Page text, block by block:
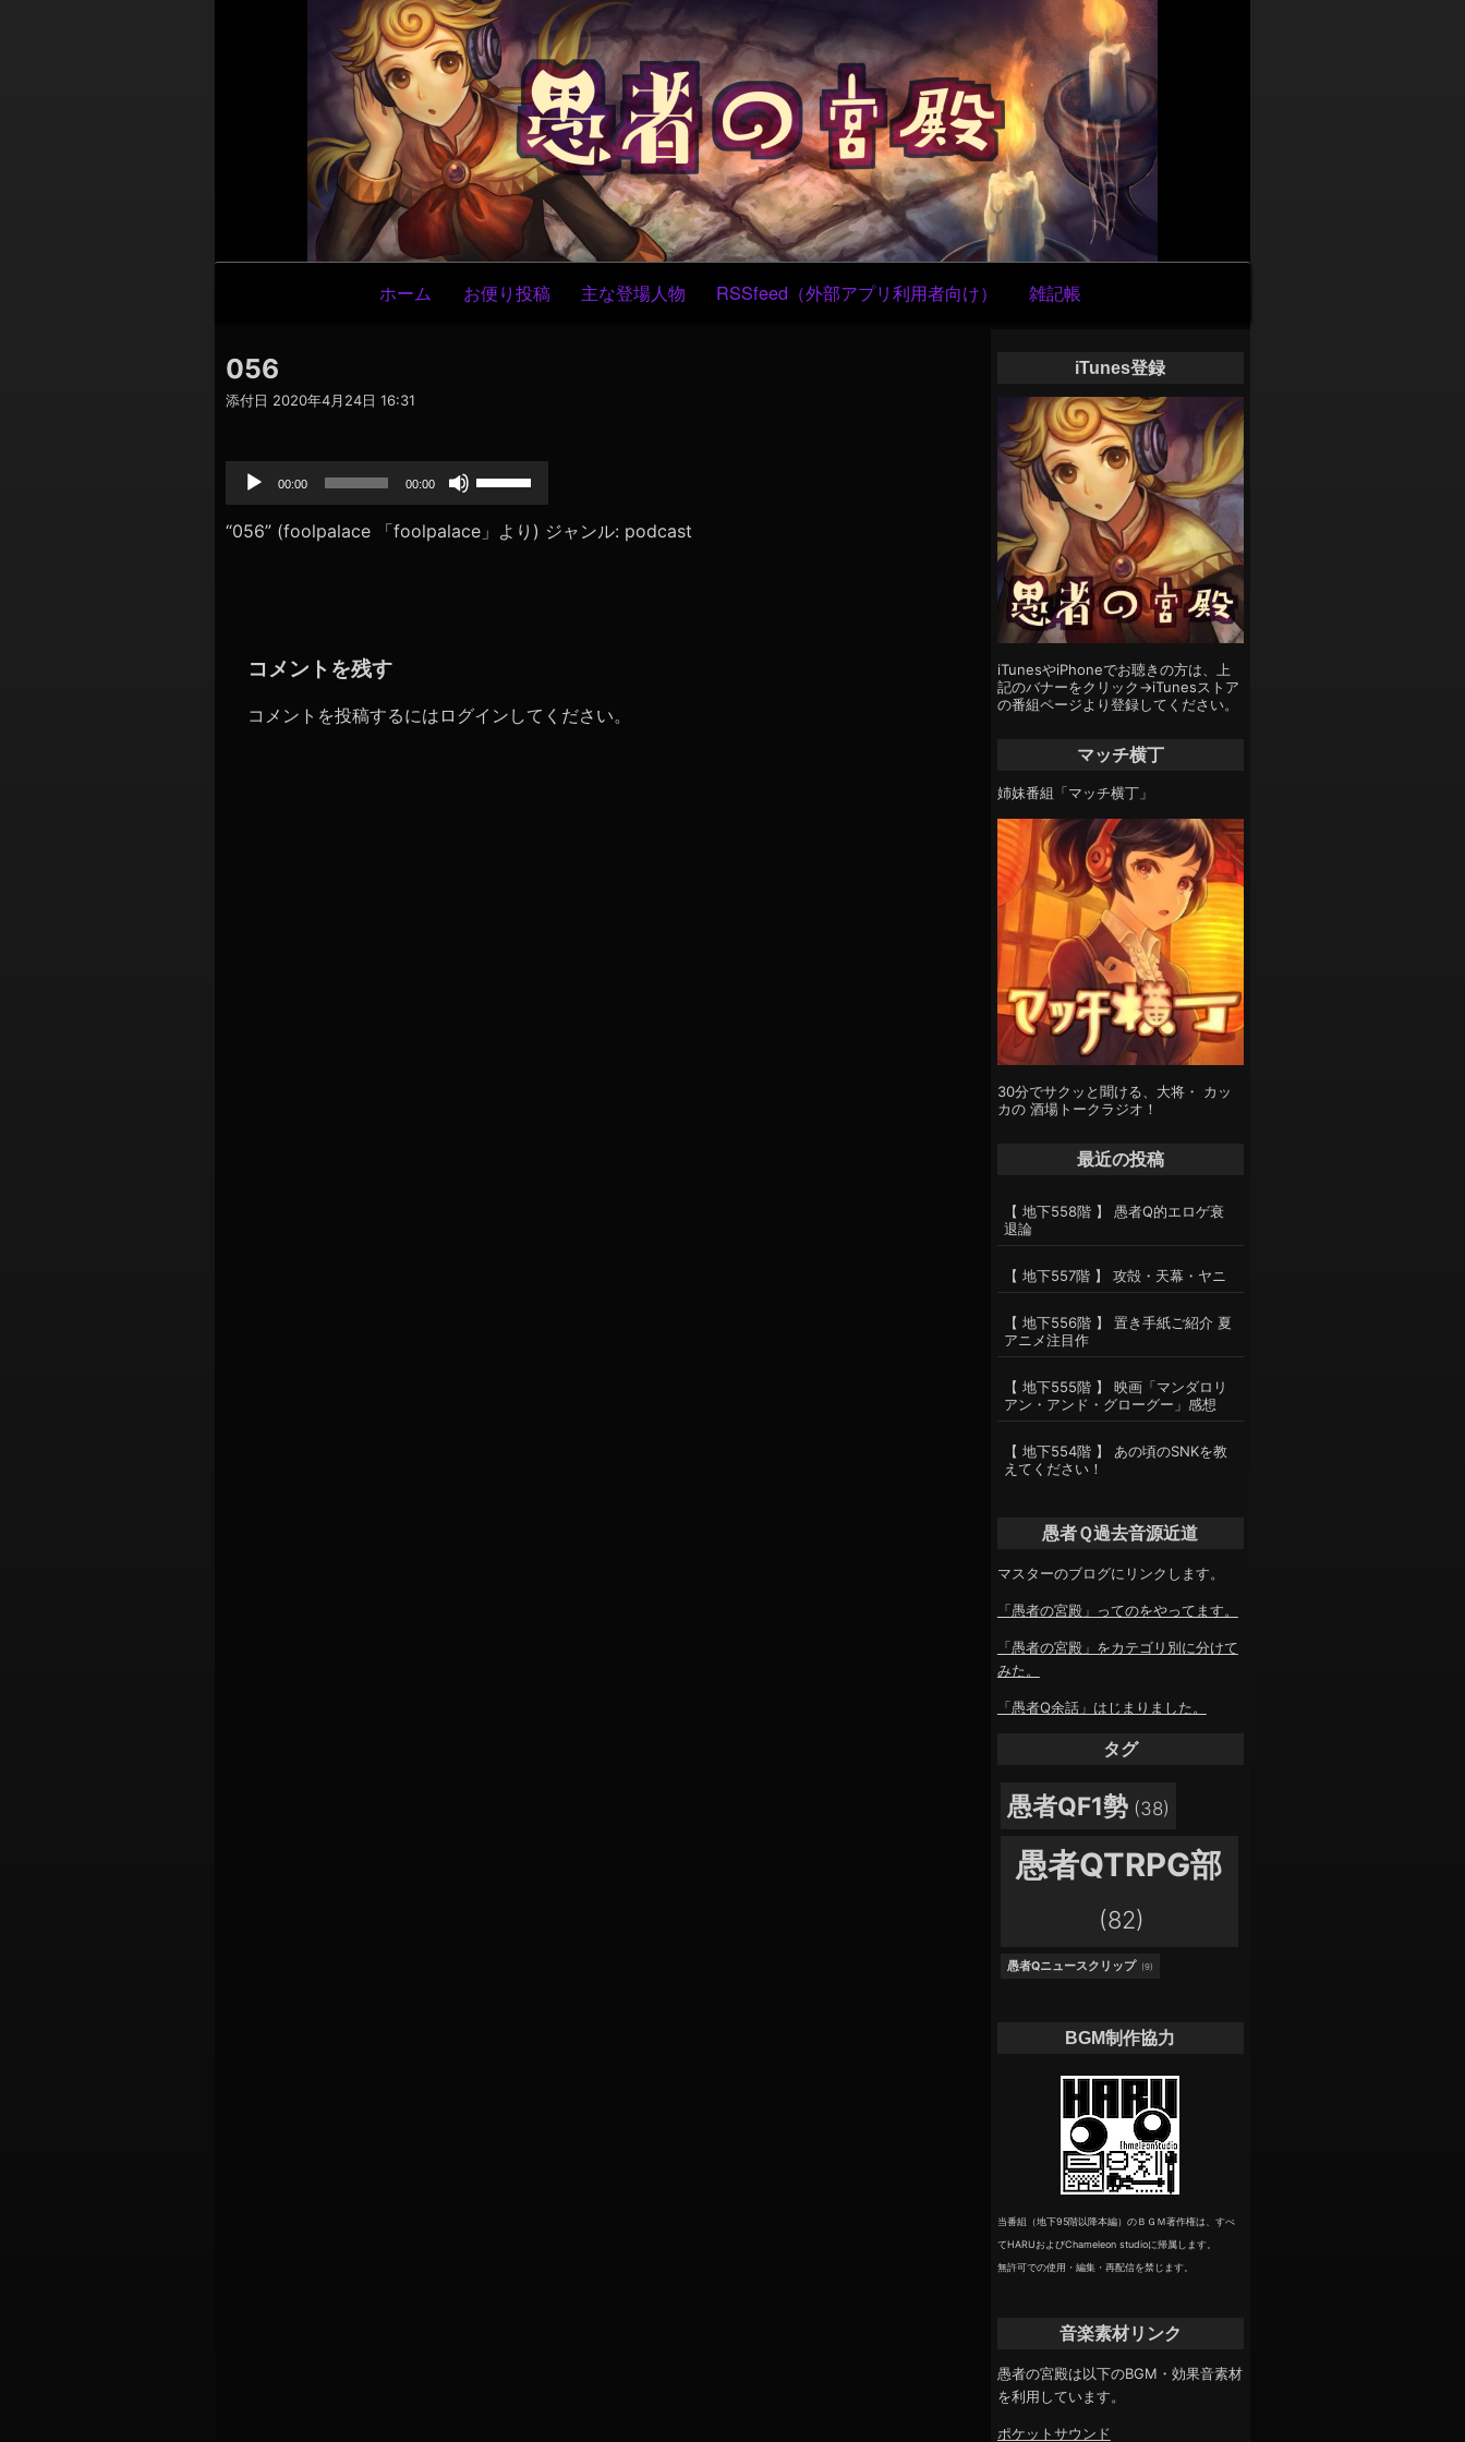
ン
テ
ン
ツ
へ
ス
キ
ッ
プ
ナ
ビ
シ
ョ
ホーム お便り投稿 主な登場人物 RSSfeed（外部アプリ利用者向け） 雑記帳
056
添付日 2020年4月24日 16:31
声
レ
ー
00:00 00:00
リ
ー
印
“056” (foolpalace 「foolpalace」より) ジャンル: podcast
コメントを残す
コメントを投稿するには ログイン してください。
iTunes登録
iTunesやiPhoneでお聴きの方は、上
記のバナーをクリック→iTunesストア
の番組ページより登録してください。
マッチ横丁
姉妹番組「マッチ横丁」
30分でサクッと聞ける、大将・ カッ
カの 酒場トークラジオ！
最近の投稿
【 地下558階 】 愚者Q的エロゲ衰
退論
【 地下557階 】 攻殻・天幕・ヤニ
【 地下556階 】 置き手紙ご紹介 夏
アニメ注目作
【 地下555階 】 映画「マンダロリ
アン・アンド・グローグー」感想
【 地下554階 】 あの頃のSNKを教
えてください！
愚者Ｑ過去音源近道
マスターのブログにリンクします。
「愚者の宮殿」ってのをやってます。
「愚者の宮殿」をカテゴリ別に分けて
みた。
「愚者Q余話」はじまりました。
タグ
愚者QF1勢 (38)
愚者QTRPG部
(82)
愚者Qニュースクリップ (9)
BGM制作協力
当番組（地下95階以降本編）のＢＧＭ著作権は、すべ
てHARUおよびChameleon studioに帰属します。
無許可での使用・編集・再配信を禁じます。
音楽素材リンク
愚者の宮殿は以下のBGM・効果音素材
を利用しています。
ポケットサウンド